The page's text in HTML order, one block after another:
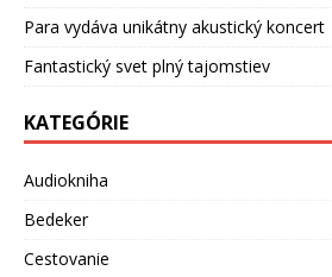
Para vydáva unikátny akustický koncert
Fantastický svet plný tajomstiev
KATEGÓRIE
Audiokniha
Bedeker
Cestovanie